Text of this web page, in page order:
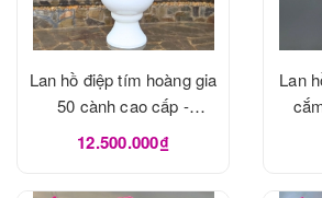
Lan hồ điệp tím hoàng gia
50 cành cao cấp -
LHD1182
12.500.000₫
Lan